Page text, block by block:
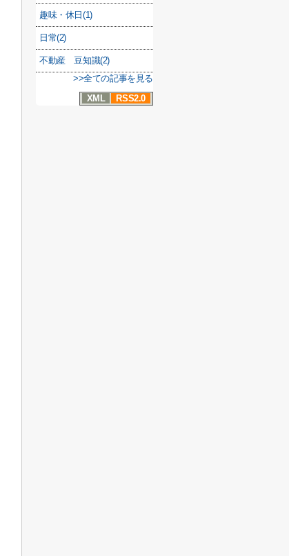
趣味・休日(1)
日常(2)
不動産 豆知識(2)
>>全ての記事を見る
XML
RSS2.0